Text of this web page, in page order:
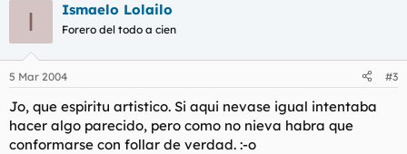
I Ismaelo Lolailo
Forero del todo a cien
5 Mar 2004 #3
Jo, que espiritu artistico. Si aqui nevase igual intentaba
hacer algo parecido, pero como no nieva habra que
conformarse con follar de verdad. :-o